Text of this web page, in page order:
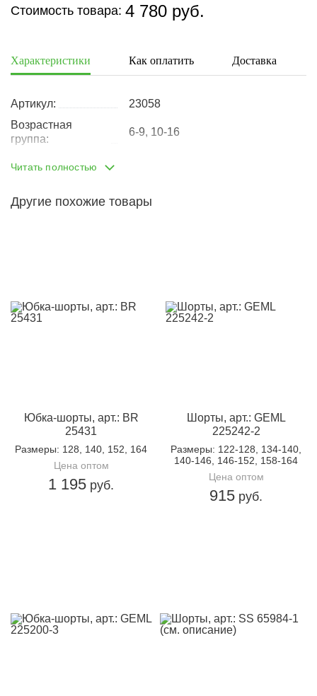
Стоимость товара: 4 780 руб.
Характеристики Как оплатить Доставка
Артикул:
23058
Возрастная
группа:
6-9, 10-16
Возраст от:
8
Размеры:
128 140 152 164
Материал:
текстиль
Читать полностью
Другие похожие товары
Юбка-шорты, арт.: BR
25431
Размеры: 128, 140, 152, 164
Цена оптом
1 195 руб.
Шорты, арт.: GEML
225242-2
Размеры: 122-128, 134-140,
140-146, 146-152, 158-164
Цена оптом
915 руб.